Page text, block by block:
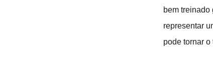
bem
representar
pode tornar